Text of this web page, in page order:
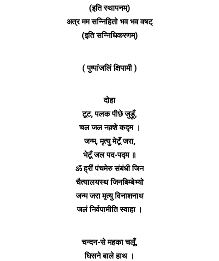
(इति स्थापनम्)
अत्र मम सन्निहितो भव भव वषट्
(इति सन्निधिकरणम्)
( पुष्पांजलिं क्षिपामी )
दोहा
टूट, पलक पीछे जुड़ूँ,
चल जल नक़्शे कद्म ।
जन्म, मृत्यु मेटूँ जरा,
भेटूँ जल पद-पद्म ॥
ॐ ह्रीं पंचमेरु संबंधी जिन
चैत्यालयस्थ जिनबिम्बेभ्यो
जन्म जरा मृत्यु विनाशनाथ
जलं निर्वपामीति स्वाहा ।
चन्दन-से महका चलूँ,
घिसने बाले हाथ ।